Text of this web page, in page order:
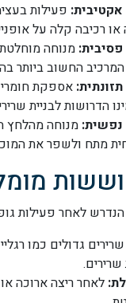
פעילות
או רכיבה קלה על
מנוחה
המרכיב החשוב ביותר
אספקת חומרי
הדרושות לבניית
מנוחה מהלחץ
מתח ולשפר את
לאחר פעילות